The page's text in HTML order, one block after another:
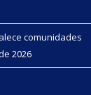
comunidades
2026